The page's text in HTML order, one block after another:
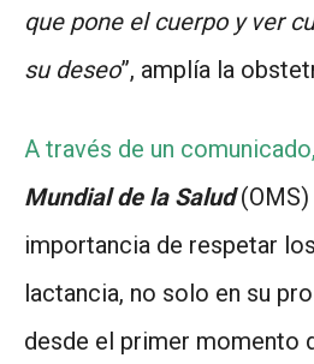
que pone el cuerpo y ver
su deseo”, amplía la
A través de un comunicado,
Mundial de la Salud(OMS)
importancia de respetar
lactancia, no solo en su
desde el primer momento